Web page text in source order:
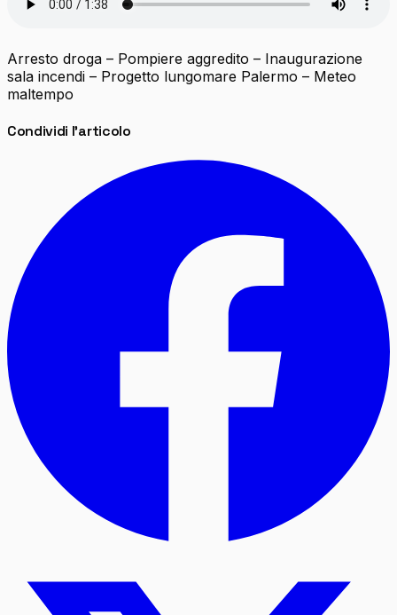
Arresto droga – Pompiere aggredito – Inaugurazione
sala incendi – Progetto lungomare Palermo – Meteo
maltempo
Condividi l'articolo